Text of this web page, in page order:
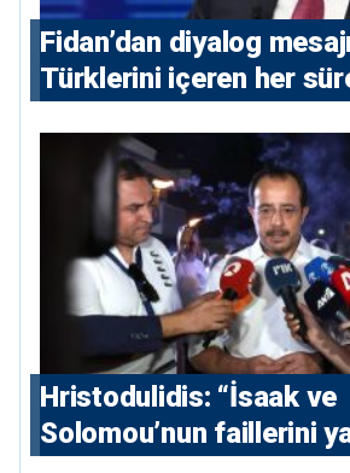
Fidan’dan diyalog
Türklerini içeren her
Hristodulidis: “İsaak ve
Solomou’nun faillerini